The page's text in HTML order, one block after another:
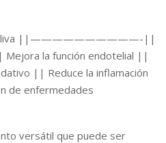
de Oliva ||——————————-||
la función endotelial ||
|| Reduce la inflamación
de enfermedades
versátil que puede ser